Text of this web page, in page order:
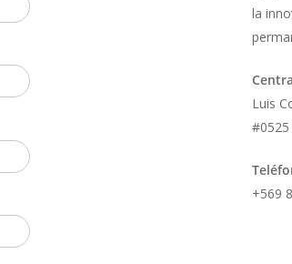
la
Luis
#0525
+569